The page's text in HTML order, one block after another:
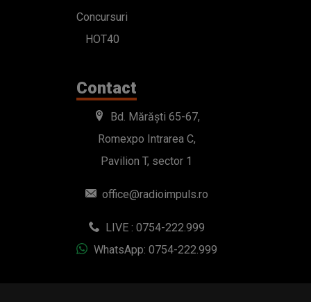
Concursuri
HOT40
Contact
Bd. Mărăști 65-67,
Romexpo Intrarea C,
Pavilion T, sector 1
office@radioimpuls.ro
LIVE : 0754-222.999
WhatsApp: 0754-222.999